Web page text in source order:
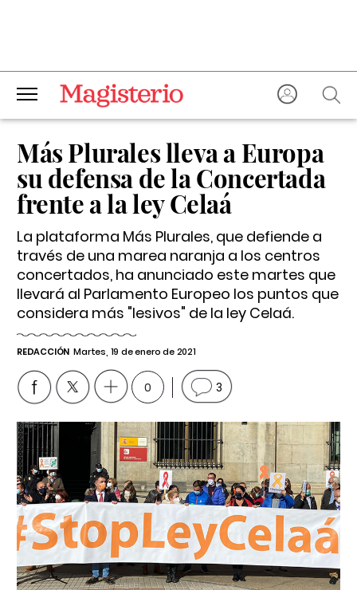
Más Plurales lleva a Europa
su defensa de la Concertada
frente a la ley Celaá
La plataforma Más Plurales, que defiende a
través de una marea naranja a los centros
concertados, ha anunciado este martes que
llevará al Parlamento Europeo los puntos que
considera más "lesivos" de la ley Celaá.
REDACCIÓN Martes, 19 de enero de 2021
0 3